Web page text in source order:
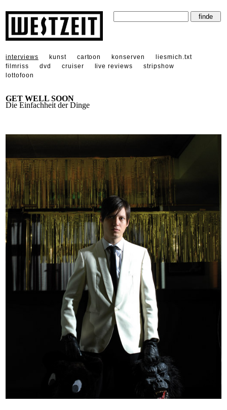
interviews kunst cartoon konserven
liesmich.txt
filmriss
dvd cruiser live reviews
stripshow
lottofoon
GET WELL SOON
Die Einfachheit der Dinge